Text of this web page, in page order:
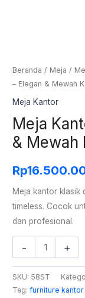
Beranda / Meja /
– Elegan & Mewah
Meja Kantor
Meja
& Mewah
Rp
Meja kantor klasik
timeless. Cocok
dan profesional.
-
Kuantitas
Meja
Kantor
Dima
-
&
Mewah
Kayu
Jati
+
SKU: 58ST
Tag:furniture